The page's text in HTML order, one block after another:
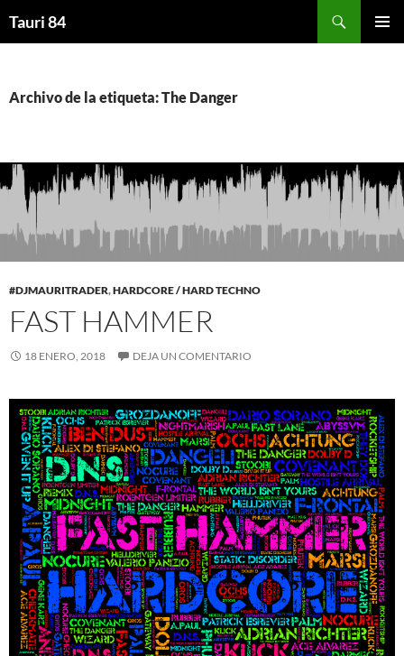
Tauri 84
Archivo de la etiqueta: The Danger
#DJMAURITRADER,HARDCORE / HARD TECHNO
FAST HAMMER
18 ENERO, 2018 DEJA UN COMENTARIO